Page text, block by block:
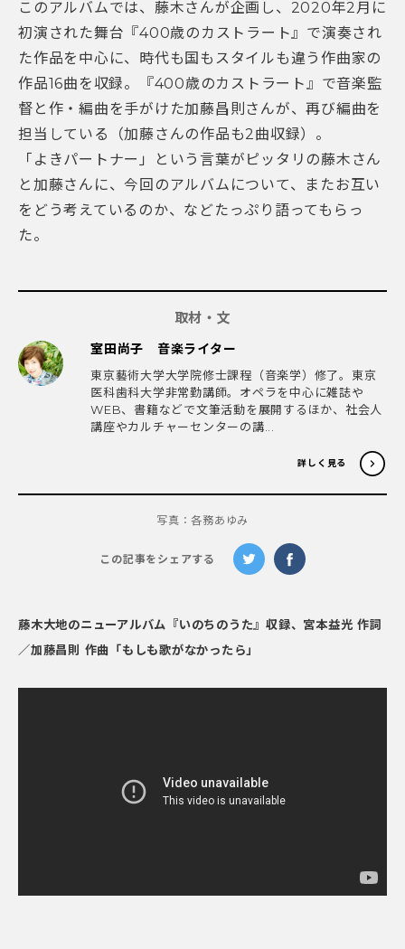
このアルバムでは、藤木さんが企画し、2020年2月に
初演された舞台『400歳のカストラート』で演奏され
た作品を中心に、時代も国もスタイルも違う作曲家の
作品16曲を収録。『400歳のカストラート』で音楽監
督と作・編曲を手がけた加藤昌則さんが、再び編曲を
担当している（加藤さんの作品も2曲収録）。
「よきパートナー」という言葉がピッタリの藤木さん
と加藤さんに、今回のアルバムについて、またお互い
をどう考えているのか、などたっぷり語ってもらっ
た。
取材・文
室田尚子 音楽ライター
東京藝術大学大学院修士課程（音楽学）修了。東京
医科歯科大学非常勤講師。オペラを中心に雑誌や
WEB、書籍などで文筆活動を展開するほか、社会人
講座やカルチャーセンターの講...
詳しく見る
写真：各務あゆみ
この記事をシェアする
藤木大地のニューアルバム『いのちのうた』収録、宮本益光 作詞
／加藤昌則 作曲「もしも歌がなかったら」